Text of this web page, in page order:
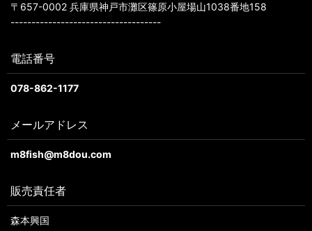
〒657-0002 兵庫県神戸市灘区篠原小屋場山1038番地158
------------------------------------
電話番号
078-862-1177
メールアドレス
m8fish@m8dou.com
販売責任者
森本興国